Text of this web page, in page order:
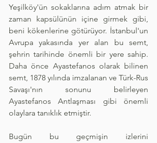
Yeşilköy'ün sokaklarına adım atmak bir
zaman kapsülünün içine girmek gibi,
beni kökenlerine götürüyor. İstanbul'un
Avrupa yakasında yer alan bu semt,
şehrin tarihinde önemli bir yere sahip.
Daha önce Ayastefanos olarak bilinen
semt, 1878 yılında imzalanan ve Türk-Rus
Savaşı'nın sonunu belirleyen
Ayastefanos Antlaşması gibi önemli
olaylara tanıklık etmiştir.
Bugün bu geçmişin izlerini